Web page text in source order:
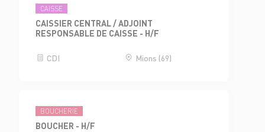
CAISSE
CAISSIER CENTRAL / ADJOINT
RESPONSABLE DE CAISSE - H/F
CDI Mions (69)
BOUCHERIE
BOUCHER - H/F